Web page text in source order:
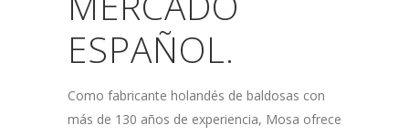
ESPAÑOL.
Como fabricante holandés de baldosas con
más de 130 años de experiencia, Mosa ofrece